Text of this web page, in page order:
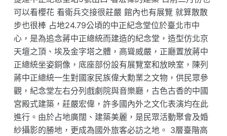
可以看櫻花 看衛兵交接很莊嚴 館內也有展覽 就算散散
步也很棒 占地24.79公頃的中正紀念堂位於臺北市中
心，是為追念蔣中正總統而建造的紀念堂，造型仿北京
天壇之頂、埃及金字塔之體，高聳威嚴，正廳置放蔣中
正總統坐姿銅像，底座部份設有展覽室和放映室，陳列
蔣中正總統一生對國家民族偉大勳業之文物，供民眾參
觀，紀念堂左右分列戲劇院與音樂廳，古色古香的中國
宮殿式建築，莊嚴宏偉，許多國內外之文化表演均在此
進行。由於占地廣闊、建築美麗，是民眾活動聚會及婚
紗攝影的勝地，更成為國外旅客必訪之地。 3層臺階高